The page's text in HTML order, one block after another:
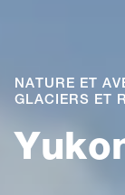
NATURE ET
GLACIERS ET